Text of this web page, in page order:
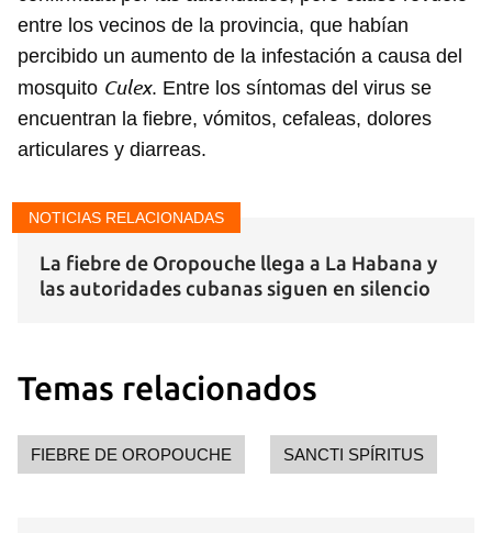
INICIAR SESIÓN CANCELAR
entre los vecinos de la provincia, que habían
percibido un aumento de la infestación a causa del
mosquito Culex. Entre los síntomas del virus se
encuentran la fiebre, vómitos, cefaleas, dolores
articulares y diarreas.
NOTICIAS RELACIONADAS
La fiebre de Oropouche llega a La Habana y
las autoridades cubanas siguen en silencio
Temas relacionados
FIEBRE DE OROPOUCHE SANCTI SPÍRITUS